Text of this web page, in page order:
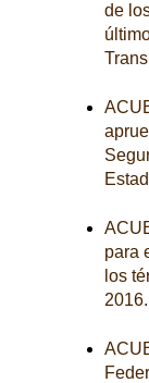
de
para
los